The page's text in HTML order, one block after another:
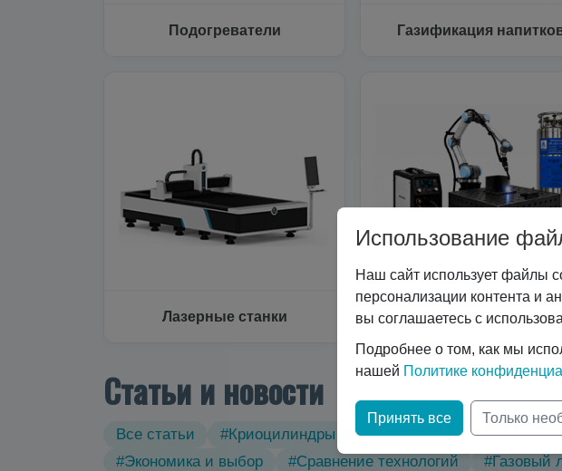
Подогреватели Газификация
Лазерные станки Сварочные роботы
Статьи и новости
Все статьи #Криоцилиндры #Технические
#Экономика и выбор
#Сравнение технологий #Газовый
Использование
Наш сайт использует файлы
персонализации контента и
вы соглашаетесь с
Подробнее о том, как мы
нашей Политике
Принять все Только